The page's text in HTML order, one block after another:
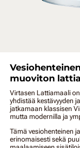
muoviton
Virtasen Lattiamaali
yhdistää kestävyyden
jatkamaan klassisen
mutta modernilla ja
Tämä vesiohenteinen
erinomaisesti sekä